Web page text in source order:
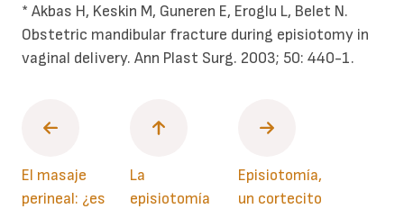
* Akbas H, Keskin M, Guneren E, Eroglu L, Belet N.
Obstetric mandibular fracture during episiotomy in
vaginal delivery. Ann Plast Surg. 2003; 50: 440-1.
El masaje
perineal: ¿es
La
episiotomía
Episiotomía,
un cortecito